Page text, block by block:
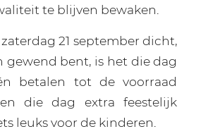
te blijven bewaken.
21 september dicht,
gewend bent, is het die dag
betalen tot de voorraad
die dag extra feestelijk
leuks voor de kinderen.